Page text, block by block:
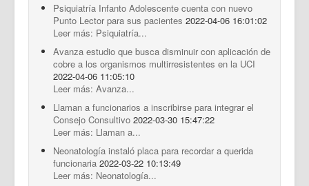
Psiquiatría Infanto Adolescente cuenta con nuevo
Punto Lector para sus pacientes 2022-04-06 16:01:02
Leer más: Psiquiatría...
Avanza estudio que busca disminuir con aplicación de
cobre a los organismos multirresistentes en la UCI
2022-04-06 11:05:10
Leer más: Avanza...
Llaman a funcionarios a inscribirse para integrar el
Consejo Consultivo 2022-03-30 15:47:22
Leer más: Llaman a...
Neonatología instaló placa para recordar a querida
funcionaria 2022-03-22 10:13:49
Leer más: Neonatología...